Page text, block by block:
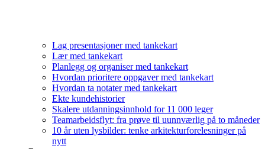
Lag presentasjoner med tankekart
Lær med tankekart
Planlegg og organiser med tankekart
Hvordan prioritere oppgaver med tankekart
Hvordan ta notater med tankekart
Ekte kundehistorier
Skalere utdanningsinnhold for 11 000 leger
Teamarbeidsflyt: fra prøve til uunnværlig på to måneder
10 år uten lysbilder: tenke arkitekturforelesninger på
nytt